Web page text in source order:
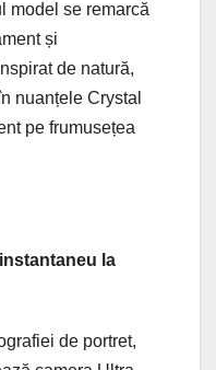
model se remarcă
și
de natură,
nuanțele Crystal
pe frumusețea
la
de portret,